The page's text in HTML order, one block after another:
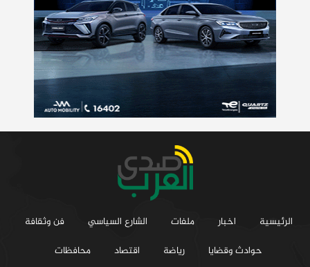
الرئيسية اخبار ملفات الشارع السياسي
فن وثقافة
حوادث وقضايا
رياضة اقتصاد محافظات